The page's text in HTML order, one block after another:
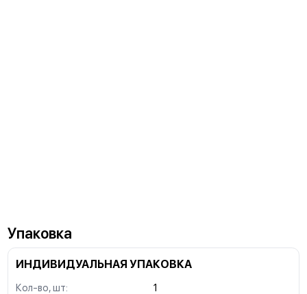
Упаковка
ИНДИВИДУАЛЬНАЯ УПАКОВКА
Кол-во, шт: 1